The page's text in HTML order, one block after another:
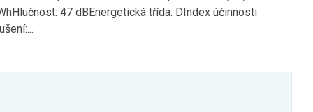
47 dBEnergetická třída: DIndex účinnosti